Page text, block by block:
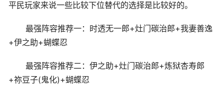
平民玩家来说一些比较下位替代的选择是比较好的。
最强阵容推荐一：时透无一郎+灶门碳治郎+我妻善逸
+伊之助+蝴蝶忍
最强阵容推荐二：伊之助+灶门碳治郎+炼狱杏寿郎
+祢豆子(鬼化)+蝴蝶忍